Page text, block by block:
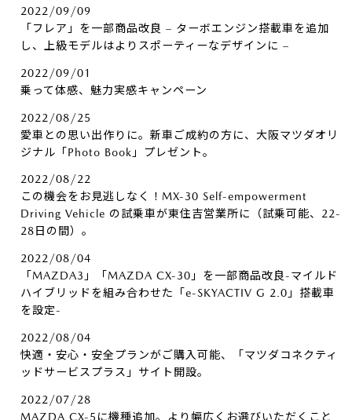
2022/09/09
「フレア」を一部商品改良 – ターボエンジン搭載車を追加
し、上級モデルはよりスポーティーなデザインに –
2022/09/01
乗って体感、魅力実感キャンペーン
2022/08/25
愛車との思い出作りに。新車ご成約の方に、大阪マツダオリ
ジナル「Photo Book」プレゼント。
2022/08/22
この機会をお見逃しなく！MX-30 Self-empowerment
Driving Vehicle の試乗車が東住吉営業所に（試乗可能、22-
28日の間）。
2022/08/04
「MAZDA3」「MAZDA CX-30」を一部商品改良-マイルド
ハイブリッドを組み合わせた「e-SKYACTIV G 2.0」搭載車
を設定-
2022/08/04
快適・安心・安全プランがご購入可能、「マツダコネクティ
ッドサービスプラス」サイト開設。
2022/07/28
MAZDA CX-5に機種追加。より幅広くお選びいただくこと